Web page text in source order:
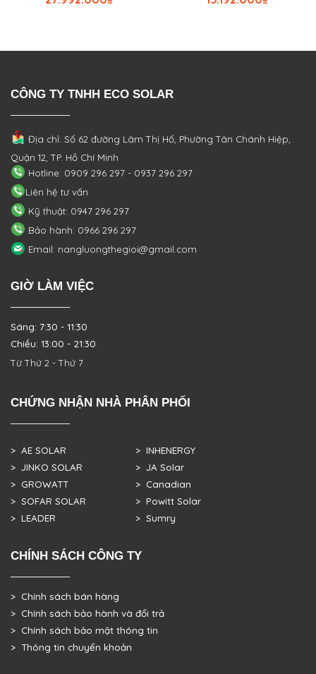
CÔNG TY TNHH ECO SOLAR
Địa chỉ: Số 62 đường Lâm Thị Hố, PhườngTân Chánh Hiệp,
Quận 12, TP. Hồ Chí Minh
Hotline: 0909 296 297 - 0937 296 297
Liên hệ tư vấn
Kỹ thuật: 0947 296 297
Bảo hành: 0966 296 297
Email: nangluongthegioi@gmail.com
GIỜ LÀM VIỆC
Sáng: 7:30 - 11:30
Chiều: 13:00 - 21:30
Từ Thứ 2 - Thứ 7
CHỨNG NHẬN NHÀ PHÂN PHỐI
> AE SOLAR
> JINKO SOLAR
> GROWATT
> SOFAR SOLAR
> LEADER
> INHENERGY
> JA Solar
> Canadian
> Powitt Solar
> Sumry
CHÍNH SÁCH CÔNG TY
> Chính sách bán hàng
> Chính sách bảo hành và đổi trả
> Chính sách bảo mật thông tin
> Thông tin chuyển khoản